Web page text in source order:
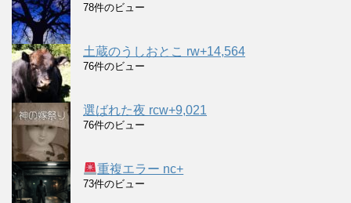
78件のビュー
土蔵のうしおとこ rw+14,564
76件のビュー
選ばれた夜 rcw+9,021
76件のビュー
重複エラー nc+
73件のビュー